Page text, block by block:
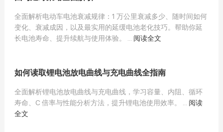
全面解析电动车电池衰减规律：1 万公里衰减多少、随时间如何
变化、衰减成因，以及最实用的延缓电池老化技巧。帮助你延
长电池寿命、提升续航与使用体验。 ... 阅读全文
如何读取锂电池放电曲线与充电曲线全指南
全面解析锂电池放电曲线与充电曲线，学习容量、内阻、循环
寿命、C 倍率与性能分析方法，提升锂电池使用效率。 ... 阅读
全文